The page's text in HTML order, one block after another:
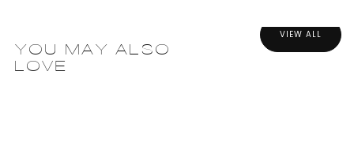
YOU MAY ALSO
LOVE
VIEW ALL